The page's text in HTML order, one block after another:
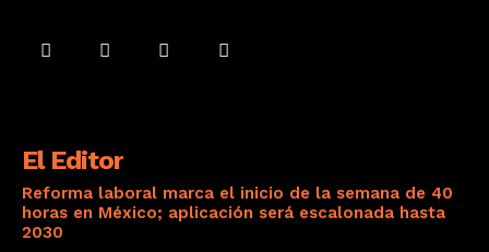
El Editor
Reforma laboral marca el inicio de la semana de 40
horas en México; aplicación será escalonada hasta
2030